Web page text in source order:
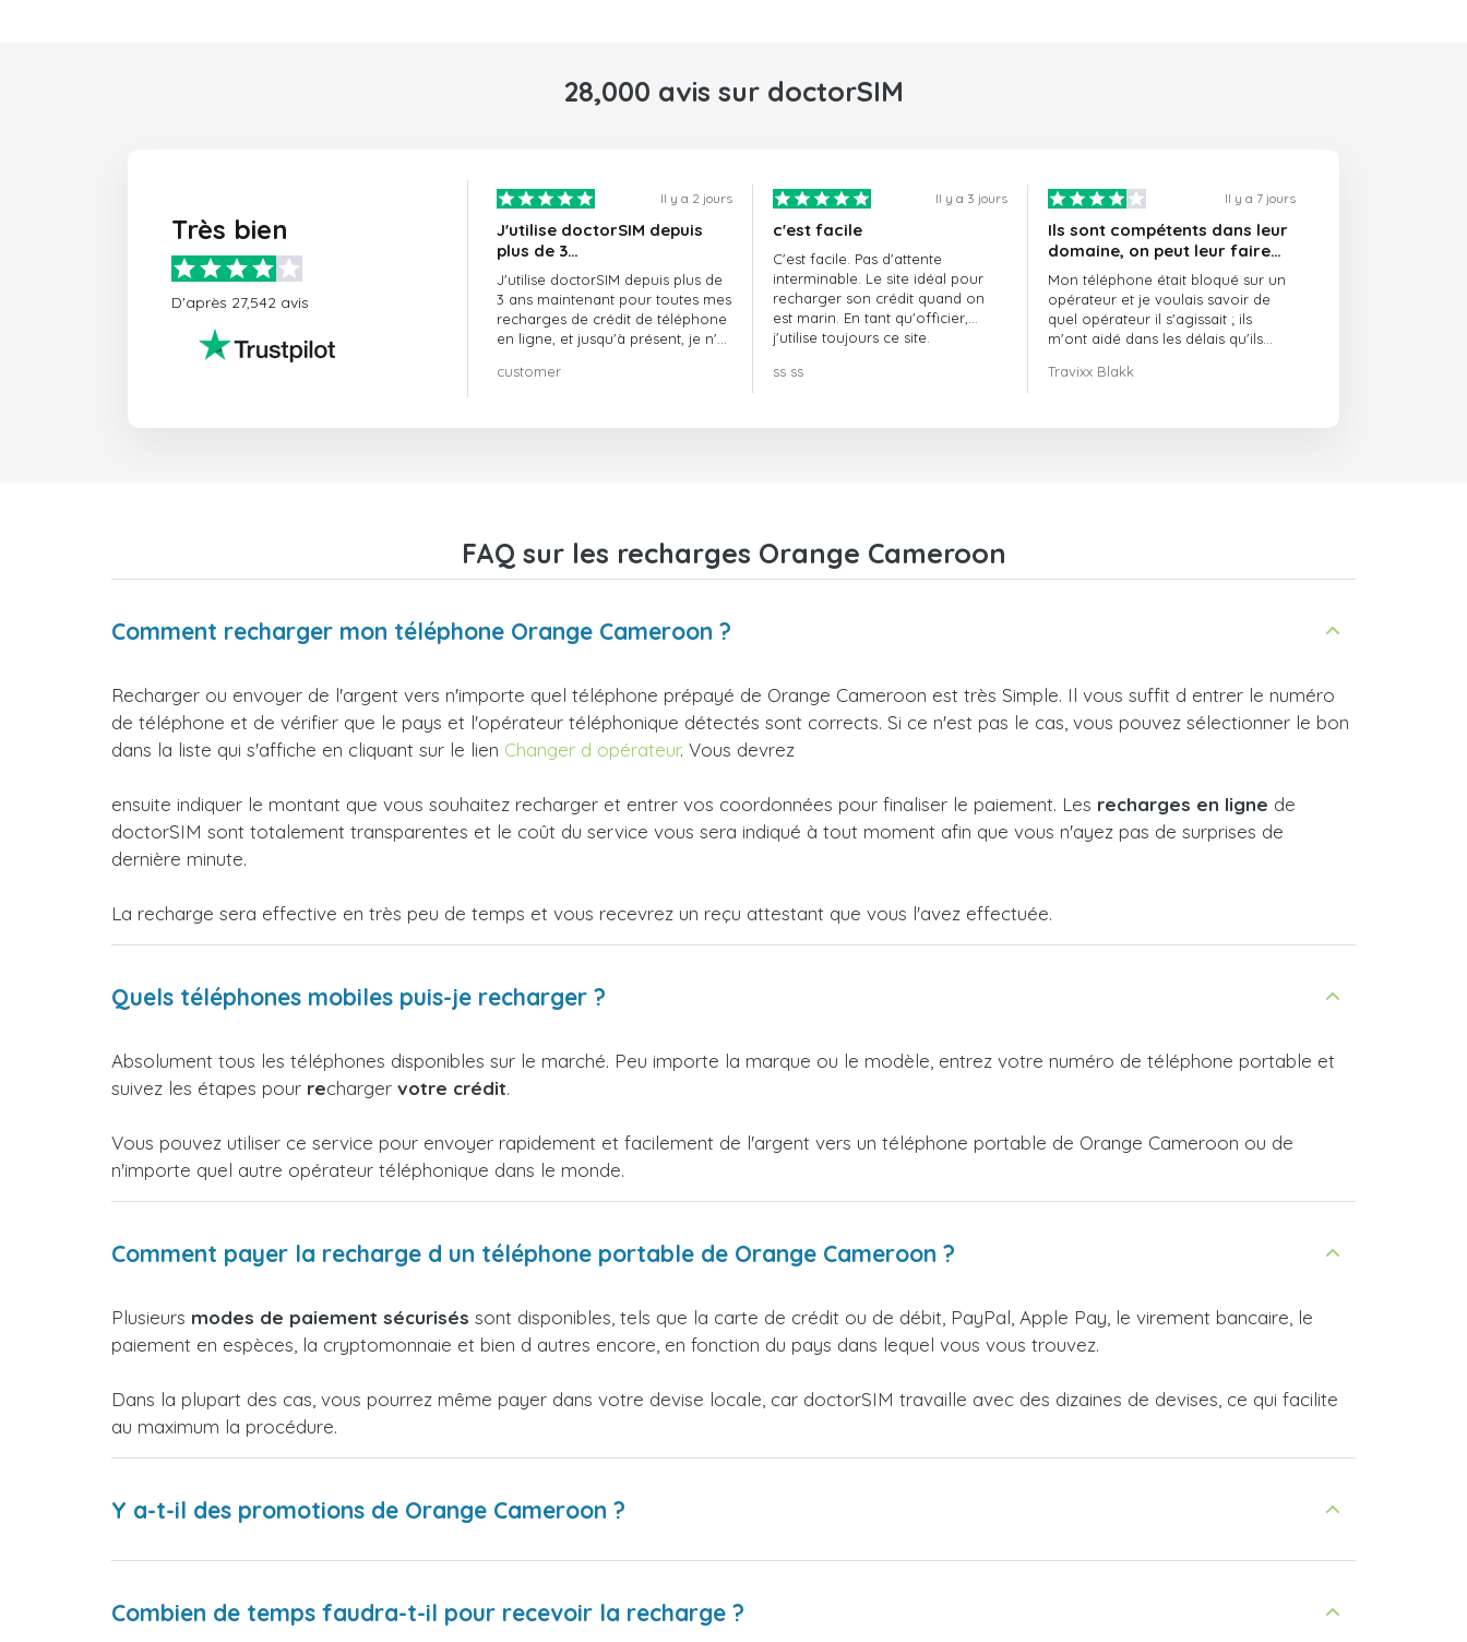
28,000 avis sur doctorSIM
Très bien
D'après 27,542 avis
Il y a 2 jours
J'utilise doctorSIM depuis
plus de 3…
J'utilise doctorSIM depuis plus de
3 ans maintenant pour toutes mes
recharges de crédit de téléphone
en ligne, et jusqu'à présent, je n'ai
vivement !!!
customer
Il y a 3 jours
c'est facile
C'est facile. Pas d'attente
interminable. Le site idéal pour
recharger son crédit quand on
est marin. En tant qu'officier,
j'utilise toujours ce site.
ss ss
Il y a 7 jours
Ils sont compétents dans leur
domaine, on peut leur faire
confiance et ils sont toujours
ponctuels
Mon téléphone était bloqué sur un
opérateur et je voulais savoir de
quel opérateur il s'agissait ; ils
m'ont aidé dans les délais qu'ils
Travixx Blakk
FAQ sur les recharges Orange Cameroon
Comment recharger mon téléphone Orange Cameroon ?
Recharger ou envoyer de l'argent vers n'importe quel téléphone prépayé de Orange Cameroon est très Simple. Il vous suffit d entrer le numéro
de téléphone et de vérifier que le pays et l'opérateur téléphonique détectés sont corrects. Si ce n'est pas le cas, vous pouvez sélectionner le bon
dans la liste qui s'affiche en cliquant sur le lien Changer d opérateur. Vous devrez
ensuite indiquer le montant que vous souhaitez recharger et entrer vos coordonnées pour finaliser le paiement. Les recharges en ligne de
doctorSIM sont totalement transparentes et le coût du service vous sera indiqué à tout moment afin que vous n'ayez pas de surprises de
dernière minute.
La recharge sera effective en très peu de temps et vous recevrez un reçu attestant que vous l'avez effectuée.
Quels téléphones mobiles puis-je recharger ?
Absolument tous les téléphones disponibles sur le marché. Peu importe la marque ou le modèle, entrez votre numéro de téléphone portable et
suivez les étapes pour recharger votre crédit.
Vous pouvez utiliser ce service pour envoyer rapidement et facilement de l'argent vers un téléphone portable de Orange Cameroon ou de
n'importe quel autre opérateur téléphonique dans le monde.
Comment payer la recharge d un téléphone portable de Orange Cameroon ?
Plusieurs modes de paiement sécurisés sont disponibles, tels que la carte de crédit ou de débit, PayPal, Apple Pay, le virement bancaire, le
paiement en espèces, la cryptomonnaie et bien d autres encore, en fonction du pays dans lequel vous vous trouvez.
Dans la plupart des cas, vous pourrez même payer dans votre devise locale, car doctorSIM travaille avec des dizaines de devises, ce qui facilite
au maximum la procédure.
Y a-t-il des promotions de Orange Cameroon ?
Combien de temps faudra-t-il pour recevoir la recharge ?